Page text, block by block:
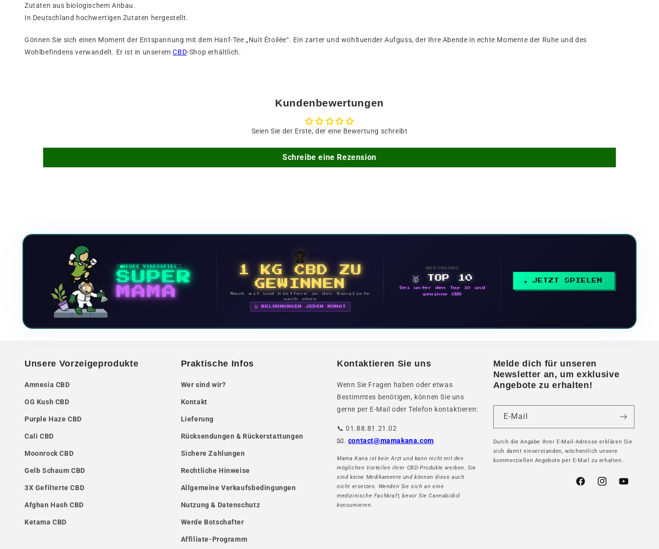
Zutaten aus biologischem Anbau.
In Deutschland hochwertigen Zutaten hergestellt.
Gönnen Sie sich einen Moment der Entspannung mit dem Hanf-Tee „Nuit Étoilée“. Ein zarter und wohltuender Aufguss, der Ihre Abende in echte Momente der Ruhe und des
Wohlbefindens verwandelt. Er ist in unseremCBD-Shop erhältlich.
Kundenbewertungen
Seien Sie der Erste, der eine Bewertung schreibt
Schreibe eine Rezension
NEUES VIDEOSPIEL
SUPER
MAMA
🏆
1 KG CBD ZU
GEWINNEN
Mach mit und klettere in der Rangliste
nach oben
🗓 BELOHNUNGEN JEDEN MONAT
BEDINGUNG
🥇 TOP 10
Sei unter den Top 10 und
gewinne CBD
JETZT SPIELEN
Unsere Vorzeigeprodukte
Amnesia CBD
OG Kush CBD
Purple Haze CBD
Cali CBD
Moonrock CBD
Gelb Schaum CBD
3X Gefilterte CBD
Afghan Hash CBD
Ketama CBD
Praktische Infos
Wer sind wir?
Kontakt
Lieferung
Rücksendungen & Rückerstattungen
Sichere Zahlungen
Rechtliche Hinweise
Allgemeine Verkaufsbedingungen
Nutzung & Datenschutz
Werde Botschafter
Affiliate-Programm
Kontaktieren Sie uns
Wenn Sie Fragen haben oder etwas
Bestimmtes benötigen, können Sie uns
gerne per E-Mail oder Telefon kontaktieren:
📞 01.88.81.21.02
📧. contact@mamakana.com
Mama Kana ist kein Arzt und kann nicht mit den
möglichen Vorteilen ihrer CBD-Produkte werben. Sie
sind keine Medikamente und können diese auch
nicht ersetzen. Wenden Sie sich an eine
medizinische Fachkraft, bevor Sie Cannabidiol
konsumieren.
Melde dich für unseren
Newsletter an, um exklusive
Angebote zu erhalten!
E-Mail
Durch die Angabe Ihrer E-Mail-Adresse erklären Sie
sich damit einverstanden, wöchentlich unsere
kommerziellen Angebote per E-Mail zu erhalten.
FacebookInstagramYouTube